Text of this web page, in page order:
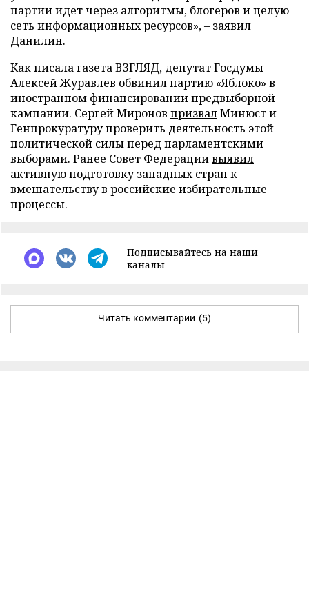
партии идет через алгоритмы, блогеров и целую
сеть информационных ресурсов», – заявил
Данилин.
Как писала газета ВЗГЛЯД, депутат Госдумы
Алексей Журавлев обвинилпартию «Яблоко» в
иностранном финансировании предвыборной
кампании. Сергей Миронов призвалМинюст и
Генпрокуратуру проверить деятельность этой
политической силы перед парламентскими
выборами. Ранее Совет Федерациивыявил
активную подготовку западных стран к
вмешательству в российские избирательные
процессы.
Подписывайтесь на наши
каналы
Читать комментарии (5)